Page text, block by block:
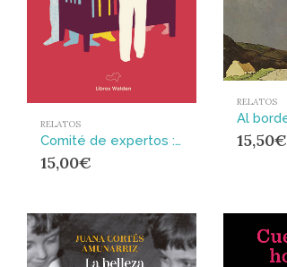
RELATOS
Comité de expertos : La paternidad a principios de siglo
15,00€
RELATOS
15,50€